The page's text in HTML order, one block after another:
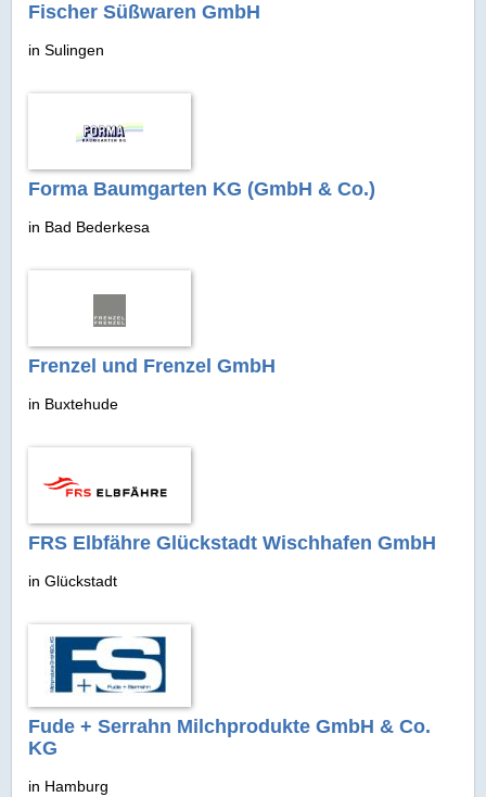
Fischer Süßwaren GmbH
in Sulingen
Forma Baumgarten KG (GmbH & Co.)
in Bad Bederkesa
Frenzel und Frenzel GmbH
in Buxtehude
FRS Elbfähre Glückstadt Wischhafen GmbH
in Glückstadt
Fude + Serrahn Milchprodukte GmbH & Co.
KG
in Hamburg